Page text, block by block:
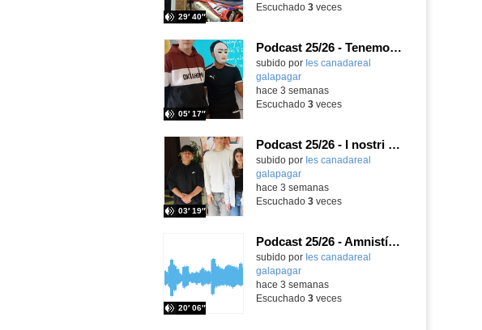
29′ 40″
Escuchado 3veces
Podcast 25/26 - Tenemos nueva profesora de Griego ¿Conoces a María Eugenia?
subido por Ies canadareal
galapagar
05′ 17″
-
hace 3 semanas
Escuchado 3veces
Podcast 25/26 - I nostri amici italiani
subido por Ies canadareal
galapagar
03′ 19″
-
hace 3 semanas
Escuchado 3veces
Podcast 25/26 - Amnistía Internacional
subido por Ies canadareal
galapagar
20′ 06″
-
hace 3 semanas
Escuchado 3veces